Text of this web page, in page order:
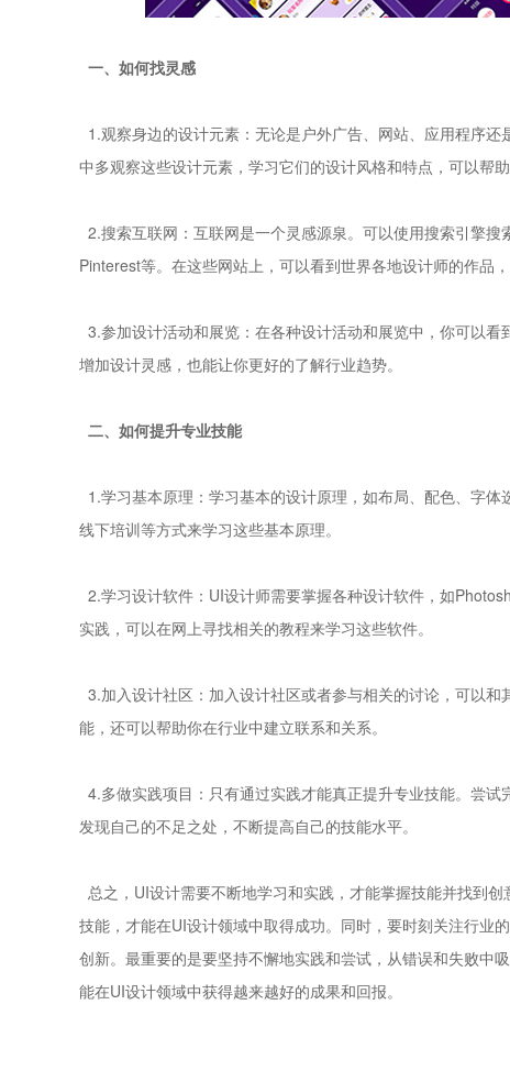
一、如何找灵感
1.观察身边的设计元素：无论是户外广告、网站、应用程序
中多观察这些设计元素，学习它们的设计风格和特点，可以帮助
2.搜索互联网：互联网是一个灵感源泉。可以使用搜索引擎搜
Pinterest等。在这些网站上，可以看到世界各地设计师的作品
3.参加设计活动和展览：在各种设计活动和展览中，你可以
增加设计灵感，也能让你更好的了解行业趋势。
二、如何提升专业技能
1.学习基本原理：学习基本的设计原理，如布局、配色、字
线下培训等方式来学习这些基本原理。
2.学习设计软件：UI设计师需要掌握各种设计软件，如
实践，可以在网上寻找相关的教程来学习这些软件。
3.加入设计社区：加入设计社区或者参与相关的讨论，可以
能，还可以帮助你在行业中建立联系和关系。
4.多做实践项目：只有通过实践才能真正提升专业技能。尝
发现自己的不足之处，不断提高自己的技能水平。
总之，UI设计需要不断地学习和实践，才能掌握技能并找到
技能，才能在UI设计领域中取得成功。同时，要时刻关注行业
创新。最重要的是要坚持不懈地实践和尝试，从错误和失败中
能在UI设计领域中获得越来越好的成果和回报。